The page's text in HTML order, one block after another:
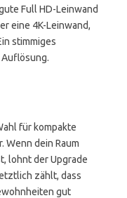
Full HD-Leinwand
eine 4K-Leinwand,
stimmiges
für kompakte
Wenn dein Raum
lohnt der Upgrade
zählt, dass
gut